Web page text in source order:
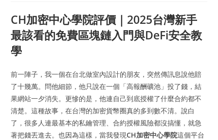
CH加密中心學院評價｜2025台灣新手
最該看的免費區塊鏈入門與DeFi安全教
學
前一陣子，我一個在台北做室內設計的朋友，突然傳訊息說他賠
了十幾萬。問他細節，他只說在一個「高報酬礦池」投了錢，結
果網站一夕消失。更慘的是，他連自己到底授權了什麼合約都不
清楚。這種故事，在台灣的加密貨幣圈真的多到數不清。說白
了，很多人連最基本的私鑰管理、合約授權風險都沒搞懂，就急
著把錢丟進去。也因為這樣，當我發現CH加密中心學院這個平台